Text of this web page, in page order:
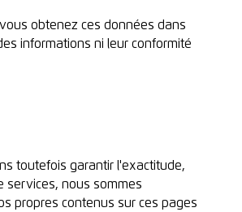
obtenez ces données dans
informations ni leur conformité
toutefois garantir l'exactitude,
services, nous sommes
propres contenus sur ces pages